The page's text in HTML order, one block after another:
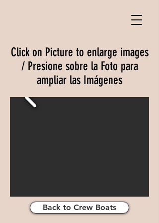
Click on Picture to enlarge images
/ Presione sobre la Foto para
ampliar las Imágenes
Back to Crew Boats